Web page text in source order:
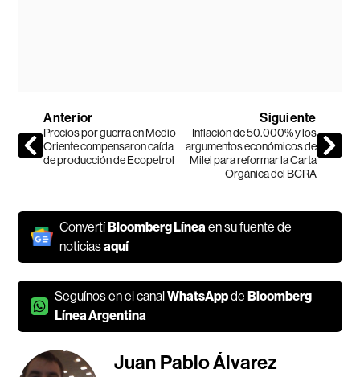
Anterior
Precios por guerra en Medio
Oriente compensaron caída
de producción de Ecopetrol
Siguiente
Inflación de 50.000% y los
argumentos económicos de
Milei para reformar la Carta
Orgánica del BCRA
ConvertíBloomberg Línea en su fuente de
noticiasaquí
Seguínos en el canalWhatsAppdeBloomberg
Línea Argentina
Juan Pablo Álvarez